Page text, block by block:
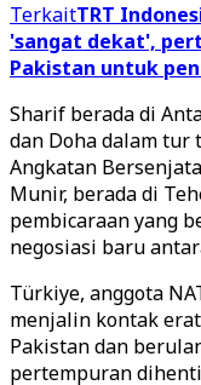
TerkaitTRT
'sangat dekat',
Pakistan untuk
Sharif berada di
dan Doha dalam tur
Angkatan
Munir, berada di
pembicaraan yang
negosiasi baru
Türkiye, anggota
menjalin kontak
Pakistan dan
pertempuran